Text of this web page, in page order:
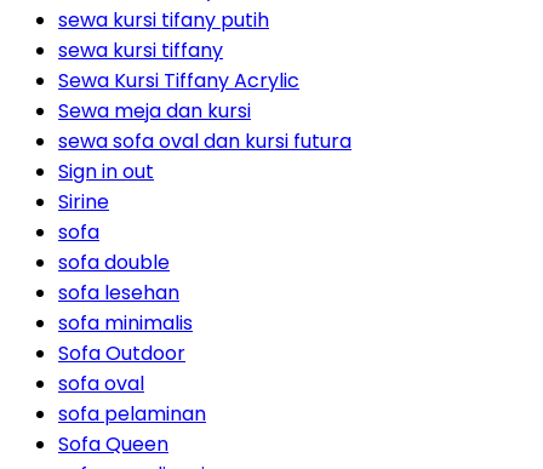
sewa kursi tifany putih
sewa kursi tiffany
Sewa Kursi Tiffany Acrylic
Sewa meja dan kursi
sewa sofa oval dan kursi futura
Sign in out
Sirine
sofa
sofa double
sofa lesehan
sofa minimalis
Sofa Outdoor
sofa oval
sofa pelaminan
Sofa Queen